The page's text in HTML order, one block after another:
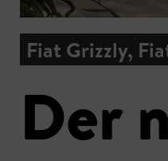
Fiat Grizzly,
Der